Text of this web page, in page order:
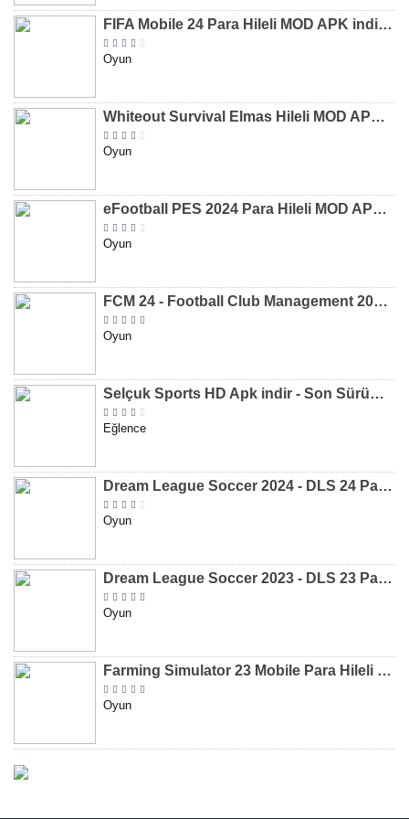
FIFA Mobile 24 Para Hileli MOD APK indir [v20.1.02]
Oyun
Whiteout Survival Elmas Hileli MOD APK indir [v1.13.1]
Oyun
eFootball PES 2024 Para Hileli MOD APK indir [v8.2.0]
Oyun
FCM 24 - Football Club Management 2024 Para Hileli MOD APK indir [v1.0.4]
Oyun
Selçuk Sports HD Apk indir - Son Sürüm 2024 [2.0.1.9]
Eğlence
Dream League Soccer 2024 - DLS 24 Para Hileli MOD APK indir [v11.050]
Oyun
Dream League Soccer 2023 - DLS 23 Para Hileli MOD APK [v11.020]
Oyun
Farming Simulator 23 Mobile Para Hileli MOD APK indir [v0.0.0.8]
Oyun